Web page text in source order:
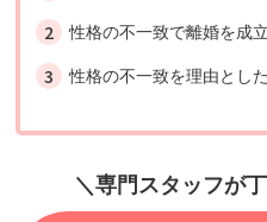
性格の不一致で離婚を成
性格の不一致を理由とし
＼専門スタッフが